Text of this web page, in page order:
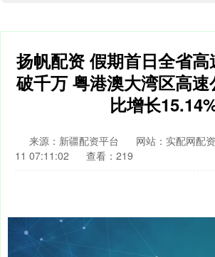
扬帆配资 假期首日全省
破千万 粤港澳大湾区高
比增长
来源：新疆配资平台 网站：实配网配资
11 07:11:02
查看：219